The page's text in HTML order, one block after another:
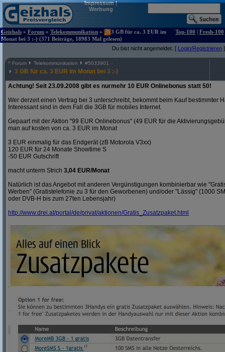
Impressum|
Werbung
Geizhals » Forum » Telekommunikation »
3 GB für ca. 3 EUR im
Monat bei 3 :-) (371 Beiträge, 18983 Mal gelesen)
Top-100 | Fresh-100
Du bist nicht angemeldet. [ Login/Registrieren ]
^ Forum Telekommunikation #5033901
3 GB für ca. 3 EUR im Monat bei 3 :-)
Achtung! Seit 23.09.2008 gibt es nurmehr 10 EUR Onlinebonus statt 50!
Wer derzeit einen Vertrag bei 3 unterschreibt, bekommt beim Kauf bestimmter
Interessant sind in dem Fall die 3GB für mobiles Internet.
Gepaart mit der Aktion "99 EUR Onlinebonus" (49 EUR für die
man auf kosten von ca. 3 EUR im Monat
3 EUR einmalig für das Endgerät (zB Motorola V3xx)
120 EUR für 24 Monate Showtime S
-50 EUR Gutschrift
macht unterm Strich 3,04 EUR/Monat
Natürlich ist das Angebot mit anderen Vergünstigungen kombinierbar wie
Werben" (Gratistelefonie zu 3 für den Geworbenen) und/oder "Lässig" (1000
oder DVB-H bis zum 27ten Lebensjahr)
http://www.drei.at/portal/de/privat/aktionen/Gratis_Zusatzpaket.html